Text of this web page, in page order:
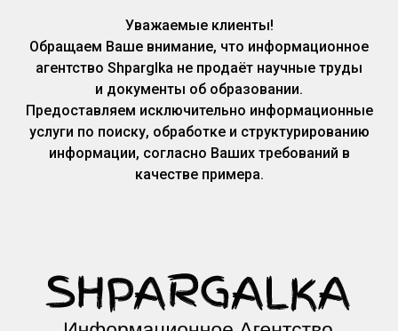
Уважаемые клиенты!
Обращаем Ваше внимание, что информационное
агентство Shparglka не продаёт научные труды
и документы об образовании.
Предоставляем исключительно информационные
услуги по поиску, обработке и структурированию
информации, согласно Ваших требований в
качестве примера.